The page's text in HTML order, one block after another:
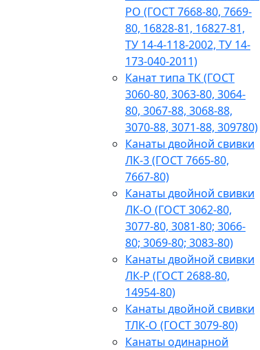
РО (ГОСТ 7668-80, 7669-
80, 16828-81, 16827-81,
ТУ 14-4-118-2002, ТУ 14-
173-040-2011)
Канат типа ТК (ГОСТ
3060-80, 3063-80, 3064-
80, 3067-88, 3068-88,
3070-88, 3071-88, 309780)
Канаты двойной свивки
ЛК-3 (ГОСТ 7665-80,
7667-80)
Канаты двойной свивки
ЛК-О (ГОСТ 3062-80,
3077-80, 3081-80; 3066-
80; 3069-80; 3083-80)
Канаты двойной свивки
ЛК-Р (ГОСТ 2688-80,
14954-80)
Канаты двойной свивки
ТЛК-О (ГОСТ 3079-80)
Канаты одинарной